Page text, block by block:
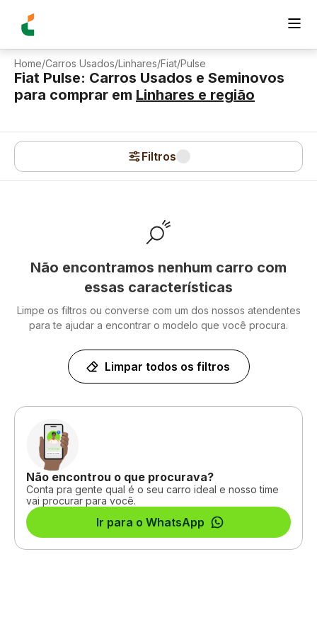
Home/Carros Usados/Linhares/Fiat/Pulse
Fiat Pulse: Carros Usados e Seminovos
para comprar em Linhares e região
Filtros
Não encontramos nenhum carro com
essas características
Limpe os filtros ou converse com um dos nossos atendentes
para te ajudar a encontrar o modelo que você procura.
Limpar todos os filtros
Não encontrou o que procurava?
Conta pra gente qual é o seu carro ideal e nosso time
vai procurar para você.
Ir para o WhatsApp